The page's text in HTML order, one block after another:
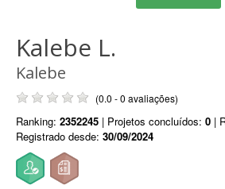
Kalebe L.
Kalebe
(0.0 - 0 avaliações)
Ranking: 2352245 | Projetos concluídos: 0 |
Registrado desde: 30/09/2024